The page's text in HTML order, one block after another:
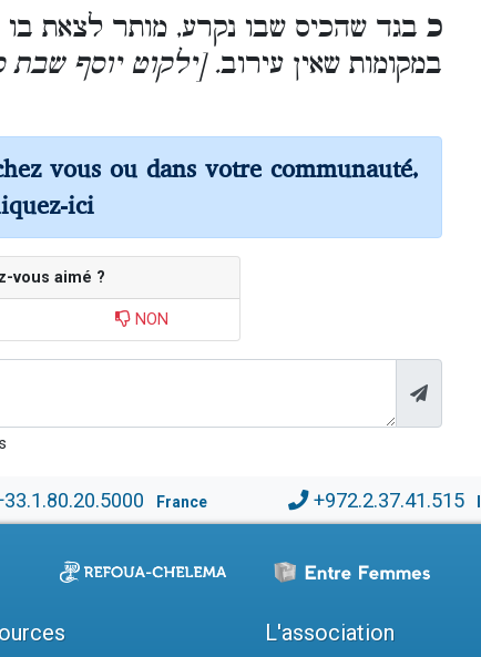
כ בגד שהכיס שבו נקרע, מותר לצאת
במקומות שאין עירוב. [ילקוט יוסף
vous ou dans votre communauté,
ici
vous aimé ?
NON
France +972.2.37.41.515
L'association